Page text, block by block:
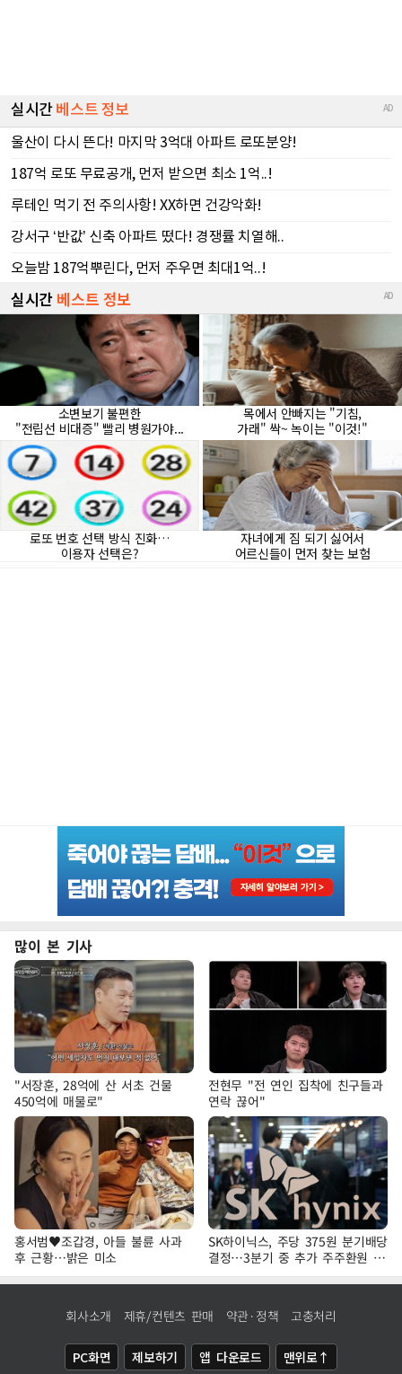
많이 본 기사
"서장훈, 28억에 산 서초 건물
450억에 매물로"
전현무 "전 연인 집착에 친구들과
연락 끊어"
홍서범♥조갑경, 아들 불륜 사과
후 근황…밝은 미소
SK하이닉스, 주당 375원 분기배당
결정…3분기 중 추가 주주환원 발
표
회사소개 제휴/컨텐츠 판매 약관·정책 고충처리
PC화면 제보하기 앱 다운로드 맨위로↑